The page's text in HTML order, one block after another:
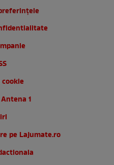
cookie
1
pe Lajumate.ro